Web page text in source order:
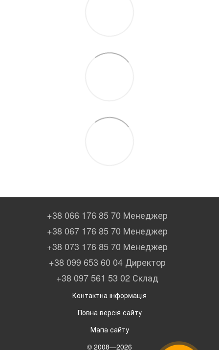
+38 066 176 85 70 Менеджер
+38 067 176 85 70 Менеджер
+38 073 176 85 70 Менеджер
+38 099 653 60 04 Директор
+38 097 561 53 02 Склад
Контактна інформація
Повна версія сайту
Мапа сайту
© 2008—2026